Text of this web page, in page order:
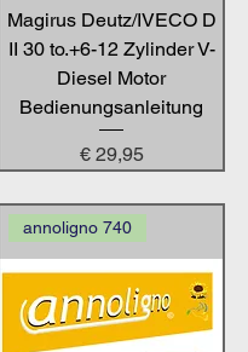
Magirus Deutz/IVECO D
II 30 to.+6-12 Zylinder V-
Diesel Motor
Bedienungsanleitung
Preis
€ 29,95
annoligno 740